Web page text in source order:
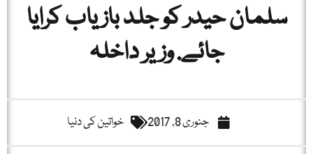
سلمان حیدر کو جلد باز یاب کرایا
جائے. وزیر داخلہ
جنوری 8, 2017 خواتین کی دنیا